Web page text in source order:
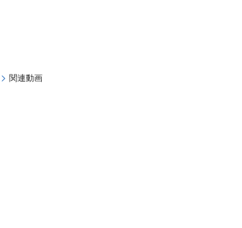
関連動画